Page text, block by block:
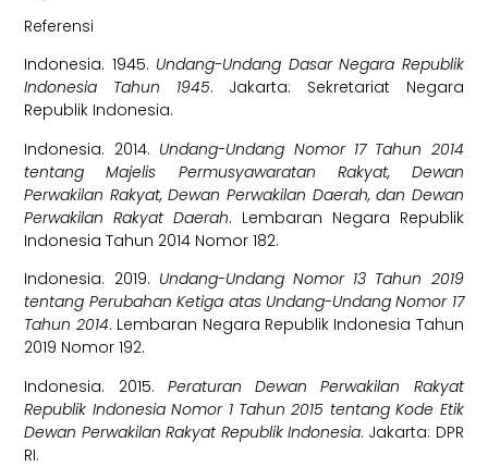
Referensi
Indonesia. 1945. Undang-Undang Dasar Negara Republik
Indonesia Tahun 1945. Jakarta: Sekretariat Negara
Republik Indonesia.
Indonesia. 2014. Undang-Undang Nomor 17 Tahun 2014
tentang Majelis Permusyawaratan Rakyat, Dewan
Perwakilan Rakyat, Dewan Perwakilan Daerah, dan Dewan
Perwakilan Rakyat Daerah. Lembaran Negara Republik
Indonesia Tahun 2014 Nomor 182.
Indonesia. 2019. Undang-Undang Nomor 13 Tahun 2019
tentang Perubahan Ketiga atas Undang-Undang Nomor 17
Tahun 2014. Lembaran Negara Republik Indonesia Tahun
2019 Nomor 192.
Indonesia. 2015. Peraturan Dewan Perwakilan Rakyat
Republik Indonesia Nomor 1 Tahun 2015 tentang Kode Etik
Dewan Perwakilan Rakyat Republik Indonesia. Jakarta: DPR
RI.